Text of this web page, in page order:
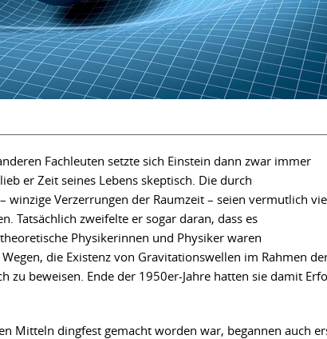
Fachleuten setzte sich Einstein dann zwar immer
er Zeit seines Lebens skeptisch. Die durch
winzige Verzerrungen der Raumzeit – seien vermutlich
Tatsächlich zweifelte er sogar daran, dass es
Physikerinnen und Physiker waren
die Existenz von Gravitationswellen im Rahmen
zu beweisen. Ende der 1950er-Jahre hatten sie damit
Mitteln dingfest gemacht worden war, begannen auch